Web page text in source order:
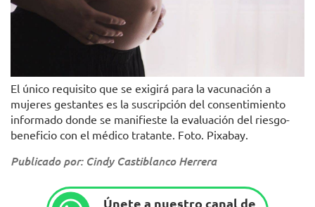
El único requisito que se exigirá para la vacunación a
mujeres gestantes es la suscripción del consentimiento
informado donde se manifieste la evaluación del riesgo-
beneficio con el médico tratante. Foto. Pixabay.
Publicado por: Cindy Castiblanco Herrera
Únete a nuestro canal de